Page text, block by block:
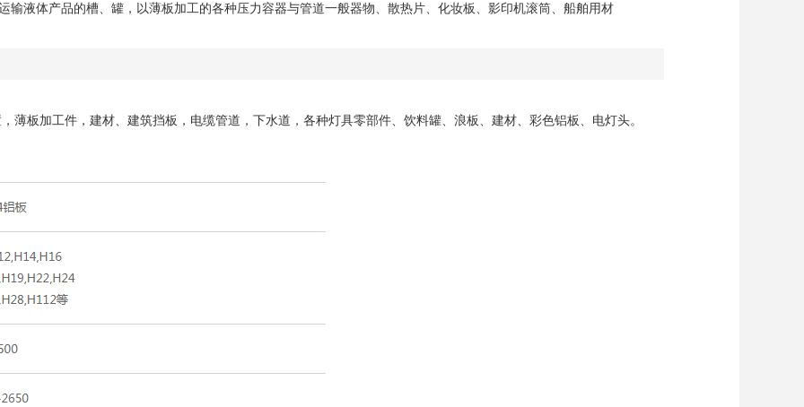
输液体产品的槽、罐，以薄板加工的各种压力容器与管道一般器物、散热片、化妆板、影印机滚筒、船舶用材
薄板加工件，建材、建筑挡板，电缆管道，下水道，各种灯具零部件、饮料罐、浪板、建材、彩色铝板、电灯头。